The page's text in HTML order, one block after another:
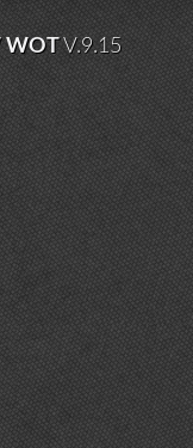
WOTV.9.15